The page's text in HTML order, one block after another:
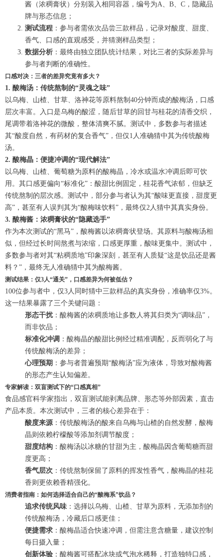
酱（浓稠膏状）分别装入相同容器，编号为A、B、C，隐藏品
牌与形态信息；
测试流程 ：参与者需依次品尝三款样品，记录对酸度、甜度、
香气、口感的直观感受，并猜测样品类型；
数据分析 ：最终由独立团队统计结果，对比三者的实际差异与
参与者判断的准确性。
口感对决：三者的差异究竟有多大？
1. 酸梅汤：传统熬制的“灵魂之味”
以乌梅、山楂、甘草、洛神花等原料熬制40分钟而成的酸梅汤，口感
层次丰富。入口是乌梅的酸涩，随后甘草的回甘与桂花的清香交织，
尾调带着洛神花的微酸，整体清爽不腻。测试中，多数参与者描述
其“酸度自然，有药材的复合香气”，但仅1人准确猜中其为传统酸梅
汤。
2. 酸梅晶：便捷冲调的“现代解法”
以乌梅、山楂、葡萄糖为原料的酸梅晶，冷水或温水冲调后即可饮
用。其口感更偏向“标准化”：酸甜比例固定，桂花香气浓郁，但缺乏
传统熬制的层次感。测试中，部分参与者认为其“酸味更直接，甜度更
高”，甚至有人误判其为“酸梅味饮料”，最终仅2人猜中其真实身份。
3. 酸梅酱：浓稠膏状的“隐藏选手”
作为本次测试的“黑马”，酸梅酱以浓稠膏状登场。其原料与酸梅汤相
似，但经过长时间熬煮与浓缩，口感更厚重，酸味更集中。测试中，
多数参与者对其“粘稠质地”印象深刻，甚至有人质疑“这是饮品还是酱
料？”，最终无人准确猜中其为酸梅酱。
测试结果：仅3人“通关”，口感差异为何被低估？
100位参与者中，仅3人同时猜中三款样品的真实身份，准确率仅3%。
这一结果暴露了三个关键问题：
形态干扰：酸梅酱的浓稠质地让多数人将其归类为“调味品”，
而非饮品；
标准化冲调 ：酸梅晶的酸甜比例经过精准调配，反而弱化了与
传统酸梅汤的差异；
心理预期 ：参与者普遍预期“酸梅汤”应为液体，导致对酸梅酱
的形态产生认知偏差。
专家解读：双盲测试下的“口感真相”
食品感官科学家指出，双盲测试能剥离品牌、形态等外部因素，直击
产品本质。本次测试中，三者的核心差异在于：
酸度来源：传统酸梅汤的酸来自乌梅与山楂的自然发酵，酸梅
晶则依赖柠檬酸等添加剂调节酸度；
甜度结构 ：酸梅汤以冰糖的甘甜为主，酸梅晶因含葡萄糖而甜
度更高；
香气层次 ：传统熬制保留了原料的挥发性香气，酸梅晶的桂花
香则更依赖香精强化。
消费者指南：如何选择适合自己的“酸梅系”饮品？
追求传统风味：选择以乌梅、山楂、甘草为原料，无添加剂的
传统酸梅汤，冷藏后口感更佳；
便捷需求 ：酸梅晶适合快速冲调，但需注意含糖量，建议控制
每日摄入量；
创新体验 ：酸梅酱可搭配冰块或气泡水稀释，打造独特口感，